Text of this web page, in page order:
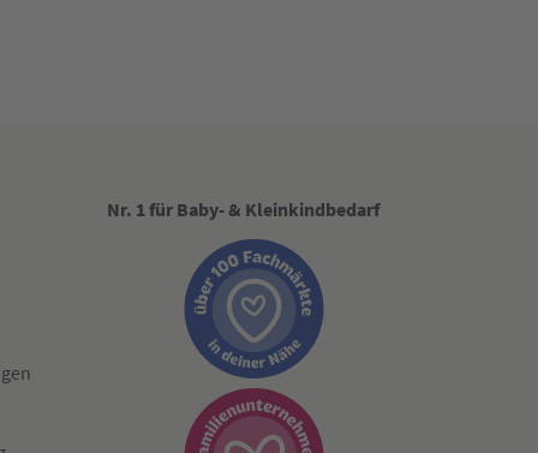
Nr. 1 für Baby- & Kleinkindbedarf